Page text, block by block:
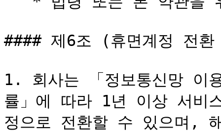
#### 제6조 (휴면계정 전
1. 회사는 「정보통신망 이
률」에 따라 1년 이상 서비
정으로 전환할 수 있으며,